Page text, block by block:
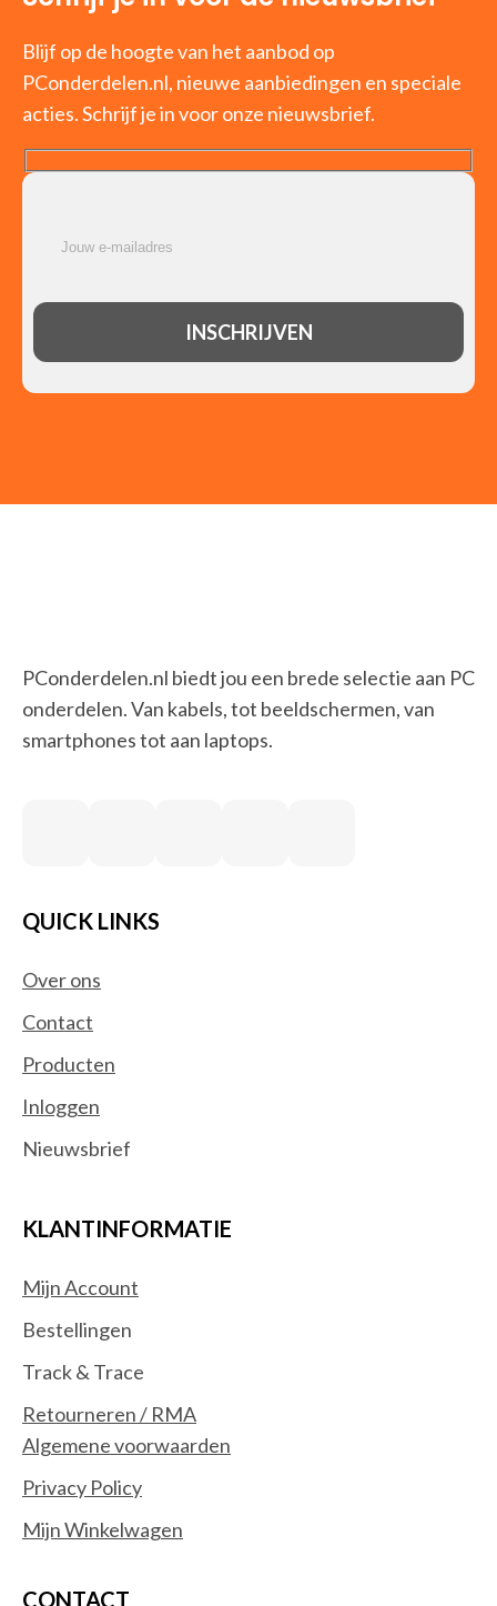
Blijf op de hoogte van het aanbod op
PConderdelen.nl, nieuwe aanbiedingen en speciale
acties. Schrijf je in voor onze nieuwsbrief.
PConderdelen.nl biedt jou een brede selectie aan PC
onderdelen. Van kabels, tot beeldschermen, van
smartphones tot aan laptops.
QUICK LINKS
Over ons
Contact
Producten
Inloggen
Nieuwsbrief
KLANTINFORMATIE
Mijn Account
Bestellingen
Track & Trace
Retourneren / RMA
Algemene voorwaarden
Privacy Policy
Mijn Winkelwagen
CONTACT